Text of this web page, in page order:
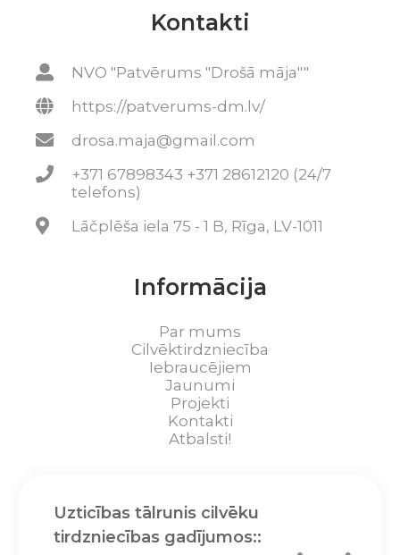
Kontakti
NVO "Patvērums "Drošā māja""
https://patverums-dm.lv/
drosa.maja@gmail.com
+371 67898343 +371 28612120 (24/7
telefons)
Lāčplēša iela 75 - 1 B, Rīga, LV-1011
Informācija
Par mums
Cilvēktirdzniecība
Iebraucējiem
Jaunumi
Projekti
Kontakti
Atbalsti!
Uzticības tālrunis cilvēku
tirdzniecības gadījumos::